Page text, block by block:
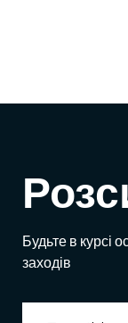
Будьте в курсі
заходів